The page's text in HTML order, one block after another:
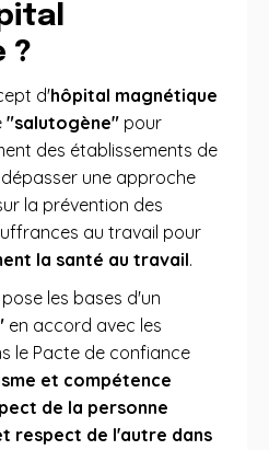
?
d'hôpital magnétique
"salutogène" pour
des établissements de
une approche
la prévention des
au travail pour
la santé au travail.
les bases d'un
en accord avec les
le Pacte de confiance
et compétence
de la personne
respect de l'autre dans